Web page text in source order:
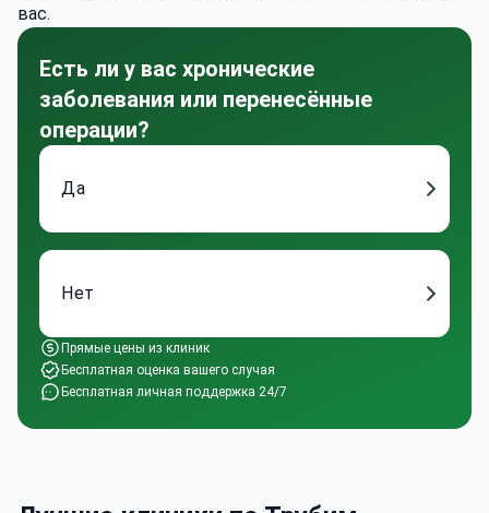
вас.
Есть ли у вас хронические
заболевания или перенесённые
операции?
Да
Нет
Прямые цены из клиник
Бесплатная оценка вашего случая
Бесплатная личная поддержка 24/7